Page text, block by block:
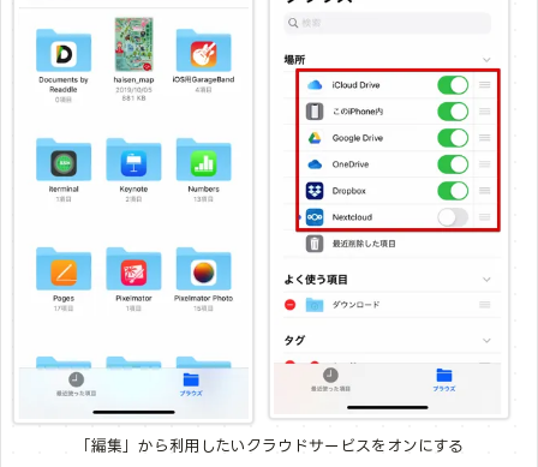
「編集」から利用したいクラウドサービスをオンにする